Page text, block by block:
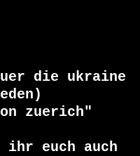
die ukraine
zuerich"
euch auch